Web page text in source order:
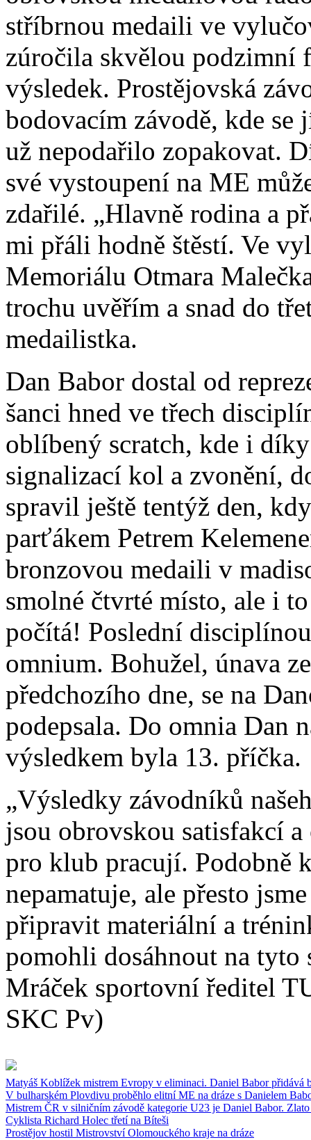
stříbrnou medaili ve
zúročila skvělou podzimní
výsledek. Prostějovská
bodovacím závodě, kde
už nepodařilo zopakovat.
své vystoupení na ME
zdařilé. „Hlavně rodina a
mi přáli hodně štěstí. Ve
Memoriálu Otmara
trochu uvěřím a snad do
medailistka.
Dan Babor dostal od
šanci hned ve třech
oblíbený scratch, kde i
signalizací kol a zvonění,
spravil ještě tentýž den,
parťákem Petrem
bronzovou medaili v
smolné čtvrté místo, ale i
počítá! Poslední
omnium. Bohužel, únava
předchozího dne, se na
podepsala. Do omnia Dan
výsledkem byla 13. příčka.
„Výsledky závodníků
jsou obrovskou satisfakcí
pro klub pracují. Podobně
nepamatuje, ale přesto
připravit materiální a
pomohli dosáhnout na
Mráček sportovní ředitel
SKC Pv)
Matyáš Koblížek mistrem Evropy v eliminaci. Daniel Babor přidává
V bulharském Plovdivu proběhlo elitní ME na dráze s Danielem
Mistrem ČR v silničním závodě kategorie U23 je Daniel Babor.
Cyklista Richard Holec třetí na Bíteši
Prostějov hostil Mistrovství Olomouckého kraje na dráze